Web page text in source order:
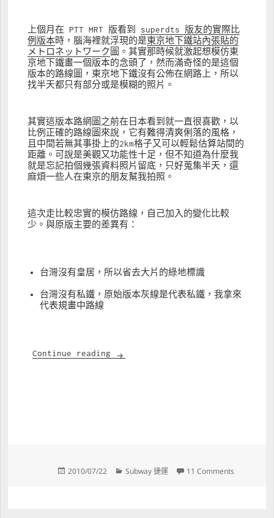
上個月在 PTT MRT 版看到 superdts 版友的實際比
例版本時，腦海裡就浮現的是東京地下鐵站內張貼的
メトロネットワーク 圖。其實那時候就激起想模仿東
京地下鐵畫一個版本的念頭了，然而滿奇怪的是這個
版本的路線圖，東京地下鐵沒有公佈在網路上，所以
找半天都只有部分或是模糊的照片。
其實這版本路網圖之前在日本看到就一直很喜歡，以
比例正確的路線圖來說，它有難得清爽俐落的風格，
且中間若無其事掛上的2km格子又可以輕鬆估算站間的
距離。可說是美觀又功能性十足，但不知道為什麼我
就是忘記拍個幾張資料照片留底，只好蒐集半天，還
麻煩一些人在東京的朋友幫我拍照。
這次走比較忠實的模仿路線，自己加入的變化比較
少。與原版主要的差異有：
台灣沒有皇居，所以省去大片的綠地標識
台灣沒有私鐵，原始版本灰線是代表私鐵，我拿來
代表規畫中路線
Continue reading 台北捷運路網圖實際比例版本
Posted
2010/07/22 Categories
Subway 捷運 11 Comments